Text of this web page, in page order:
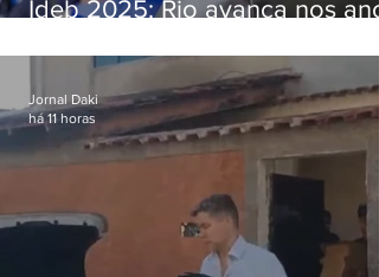
Ideb 2025: Rio avança nos
nacional
Jornal Daki
há 11 horas